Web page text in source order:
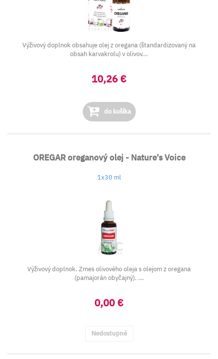
Výživový doplnok obsahuje olej z oregana (štandardizovaný na
obsah karvakrolu) v olivov...
10,26 €
do košíka
OREGAR oreganový olej - Nature's Voice
1x30 ml
Výživový doplnok. Zmes olivového oleja s olejom z oregana
(pamajorán obyčajný). ...
0,00 €
Nedostupné